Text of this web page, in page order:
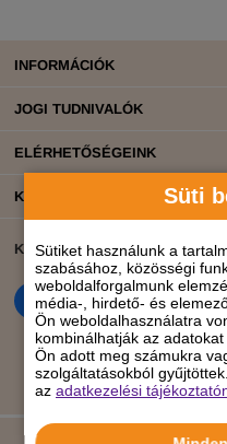
Süti
Sütiket használunk a
szabásához, közösségi
weboldalforgalmunk
média-, hirdető- és
Ön weboldalhasználatra
kombinálhatják az
Ön adott meg számukra
szolgáltatásokból
azadatkezelési
INFORMÁCIÓK
JOGI TUDNIVALÓK
ELÉRHETŐSÉGEINK
KATEGÓRIÁK
KÖZÖSSÉGI ÉLET